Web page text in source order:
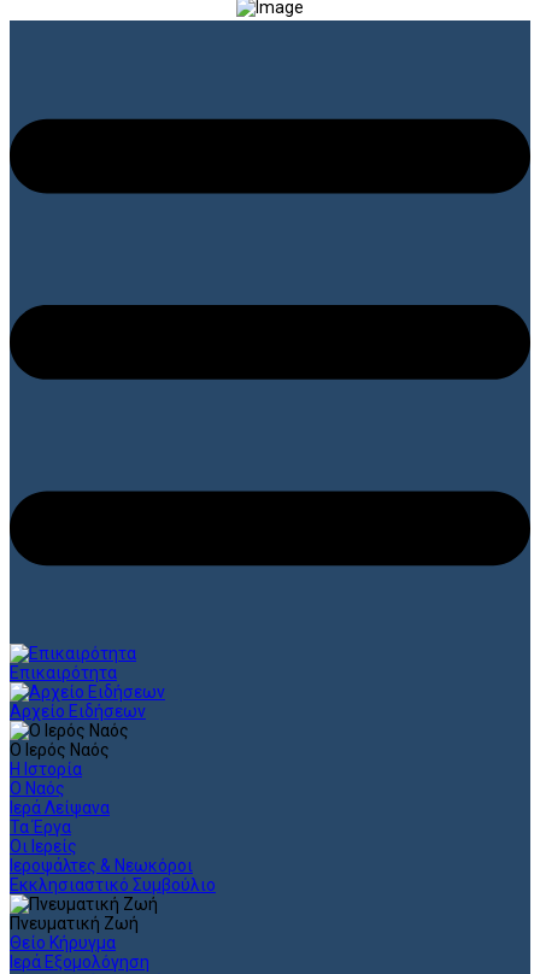
Επικαιρότητα
Αρχείο Ειδήσεων
Ο Ιερός Ναός
Η Ιστορία
Ο Ναός
Ιερά Λείψανα
Τα Έργα
Οι Ιερείς
Ιεροψάλτες & Νεωκόροι
Εκκλησιαστικό Συμβούλιο
Πνευματική Ζωή
Θείο Κήρυγμα
Ιερά Εξομολόγηση